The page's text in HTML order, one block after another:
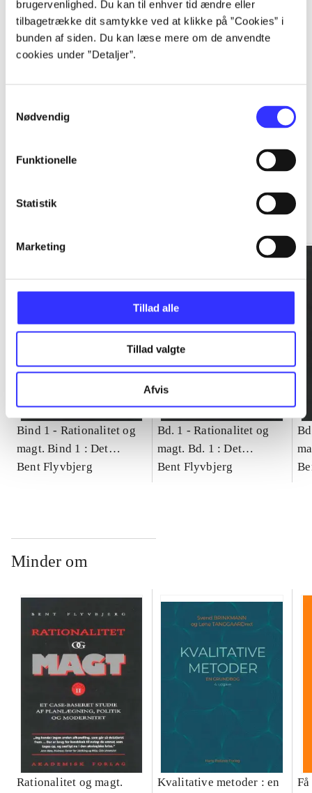
brugervenlighed. Du kan til enhver tid ændre eller
tilbagetrække dit samtykke ved at klikke på ”Cookies” i
bunden af siden. Du kan læse mere om de anvendte
cookies under ”Detaljer”.
Nødvendig
Funktionelle
Statistik
Marketing
Tillad alle
Tillad valgte
Afvis
...
Bind 1 - Rationalitet og
magt. Bind 1 : Det
konkretes videnskab
Bent Flyvbjerg
Bd. 1 -Rationalitet og
magt. Bd. 1 : Det
konkretes videnskab
Bent Flyvbjerg
Minder om
Rationalitet og magt.
Kvalitative metoder : en